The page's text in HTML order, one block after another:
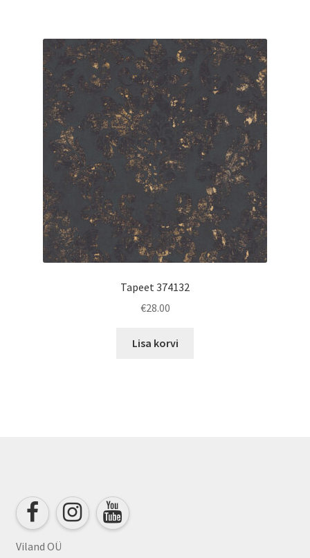
Tapeet 374132
€28.00
Lisa korvi
Viland OÜ